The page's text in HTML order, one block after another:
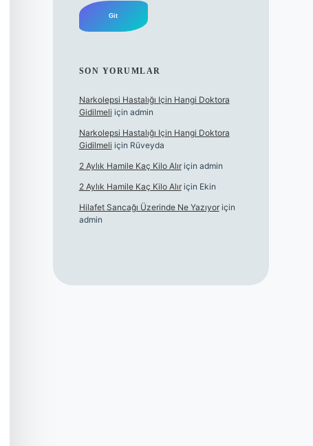
SON YORUMLAR
Narkolepsi Hastalığı Için Hangi Doktora
Gidilmeli için admin
Narkolepsi Hastalığı Için Hangi Doktora
Gidilmeli için Rüveyda
2 Aylık Hamile Kaç Kilo Alıriçin admin
2 Aylık Hamile Kaç Kilo Alıriçin Ekin
Hilafet Sancağı Üzerinde Ne Yazıyoriçin
admin